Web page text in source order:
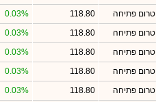
טרום פתיחה 118.80
0.03%
טרום פתיחה 118.80
0.03%
טרום פתיחה 118.80
0.03%
טרום פתיחה 118.80
0.03%
טרום פתיחה 118.80
0.03%